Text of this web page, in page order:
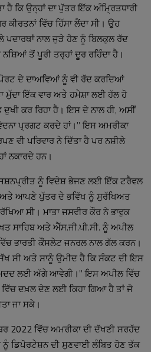
ਹੈ ਕਿ ਉਨ੍ਹਾਂ ਦਾ ਪੁੱਤਰ ਇੱਕ ਅੰਮ੍ਰਿਤਧਾਰੀ
ਵਿੱਚ ਹਿੱਸਾ ਲੈਂਦਾ ਸੀ। ਉਹ
ਪਦਾਰਥਾਂ ਨਾਲ ਜੁੜੇ ਹੋਣ ਨੂੰ ਬਿਲਕੁਲ ਰੱਦ
ਦੇ ਦਾਅਵਿਆਂ ਨੂੰ ਵੀ ਰੱਦ ਕਰਦਿਆਂ
ਮੁੱਦਾ ਇੱਕ ਵਾਰ ਅਤੇ ਹਮੇਸ਼ਾ ਲਈ ਹੱਲ ਹੋ
ਦੁਖੀ ਕਰ ਰਿਹਾ ਹੈ। ਇਸ ਦੇ ਨਾਲ ਹੀ, ਅਸੀਂ
ਪ੍ਰਗਟ ਕਰਦੇ ਹਾਂ।’’ ਇਸ ਅਮਰੀਕਾ
ਵੀ ਪਰਿਵਾਰ ਨੇ ਦਿੱਤਾ ਹੈ ਪਰ ਨਸ਼ੀਲੇ
ਜਸ਼ਨਪ੍ਰੀਤ ਨੂੰ ਵਿਦੇਸ਼ ਭੇਜਣ ਲਈ ਇੱਕ ਟਰੈਵਲ
ਆਪਣੇ ਪੁੱਤਰ ਦੇ ਭਵਿੱਖ ਨੂੰ ਸੁਰੱਖਿਅਤ
ਸੀ। ਮਾਤਾ ਜਸਵੀਰ ਕੌਰ ਨੇ ਭਾਵੁਕ
ਸਾਹਿਬ ਅਤੇ ਐੱਸ.ਜੀ.ਪੀ.ਸੀ. ਨੂੰ ਅਪੀਲ
ਭਾਰਤੀ ਕੌਂਸਲੇਟ ਜਨਰਲ ਨਾਲ ਗੱਲ ਕਰਨ।
ਸੀ ਅਤੇ ਸਾਨੂੰ ਉਮੀਦ ਹੈ ਕਿ ਸੰਕਟ ਦੀ ਇਸ
ਮਦਦ ਲਈ ਅੱਗੇ ਆਵੇਗੀ।’’ ਇਸ ਅਪੀਲ ਵਿੱਚ
ਵਿੱਚ ਦਖ਼ਲ ਦੇਣ ਲਈ ਕਿਹਾ ਗਿਆ ਹੈ ਤਾਂ ਜੋ
2022 ਵਿੱਚ ਅਮਰੀਕਾ ਦੀ ਦੱਖਣੀ ਸਰਹੱਦ
ਡਿਪੋਰਟੇਸ਼ਨ ਦੀ ਸੁਣਵਾਈ ਲੰਬਿਤ ਹੋਣ ਤੱਕ